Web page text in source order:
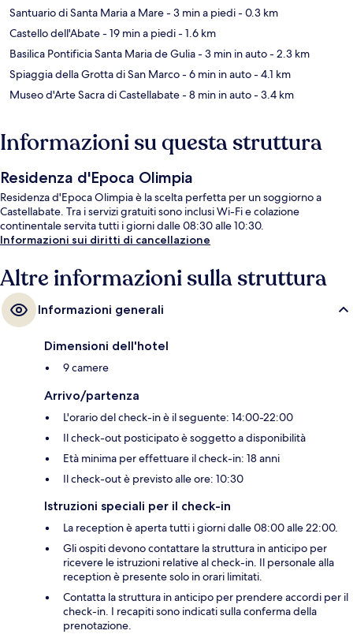
Santuario di Santa Maria a Mare- 3 min a piedi- 0.3 km
Castello dell'Abate- 19 min a piedi- 1.6 km
Basilica Pontificia Santa Maria de Gulia- 3 min in auto- 2.3 km
Spiaggia della Grotta di San Marco- 6 min in auto- 4.1 km
Museo d'Arte Sacra di Castellabate- 8 min in auto- 3.4 km
Informazioni su questa struttura
Residenza d'Epoca Olimpia
Residenza d'Epoca Olimpia è la scelta perfetta per un soggiorno a
Castellabate. Tra i servizi gratuiti sono inclusi Wi-Fi e colazione
continentale servita tutti i giorni dalle 08:30 alle 10:30.
Informazioni sui diritti di cancellazione
Altre informazioni sulla struttura
Informazioni generali
Dimensioni dell'hotel
9 camere
Arrivo/partenza
L'orario del check-in è il seguente: 14:00-22:00
Il check-out posticipato è soggetto a disponibilità
Età minima per effettuare il check-in: 18 anni
Il check-out è previsto alle ore: 10:30
Istruzioni speciali per il check-in
La reception è aperta tutti i giorni dalle 08:00 alle 22:00.
Gli ospiti devono contattare la struttura in anticipo per
ricevere le istruzioni relative al check-in. Il personale alla
reception è presente solo in orari limitati.
Contatta la struttura in anticipo per prendere accordi per il
check-in. I recapiti sono indicati sulla conferma della
prenotazione.